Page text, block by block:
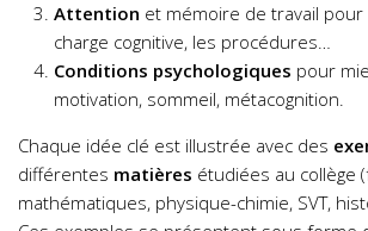
Attention et mémoire de travail pour
charge cognitive, les procédures…
Conditions psychologiques pour
motivation, sommeil, métacognition.
Chaque idée clé est illustrée avec des
différentes matières étudiées au collège
mathématiques, physique-chimie, SVT,